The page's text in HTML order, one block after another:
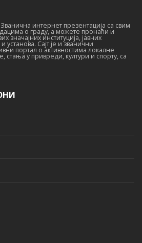
интернет презентација са свим
о граду, а можете пронаћи и
значајних институција, јавних
установа. Сајт је и званични
портал о активностима локалне
стања у привреди, култури и спорту, са